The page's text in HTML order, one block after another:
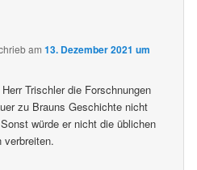
am13. Dezember 2021 um
Trischler die Forschnungen
zu Brauns Geschichte nicht
würde er nicht die üblichen
verbreiten.